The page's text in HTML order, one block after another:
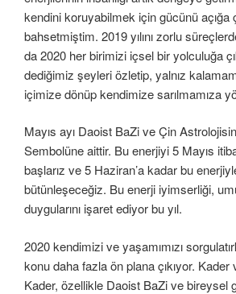
kendini koruyabilmek için gücünü açığa
bahsetmiştim. 2019 yılını zorlu
da 2020 her birimizi içsel bir yolculuğa
dediğimiz şeyleri özletip, yalnız
içimize dönüp kendimize sarılmamıza
Mayıs ayı Daoist BaZi ve Çin
Sembolüne aittir. Bu enerjiyi 5 Mayıs
başlarız ve 5 Haziran’a kadar bu
bütünleşeceğiz. Bu enerji iyimserliği,
duygularını işaret ediyor bu yıl.
2020 kendimizi ve yaşamımızı
konu daha fazla ön plana çıkıyor.
Kader, özellikle Daoist BaZi ve bireysel